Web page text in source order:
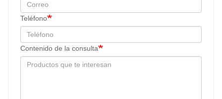
Teléfono
Contenido de la consulta